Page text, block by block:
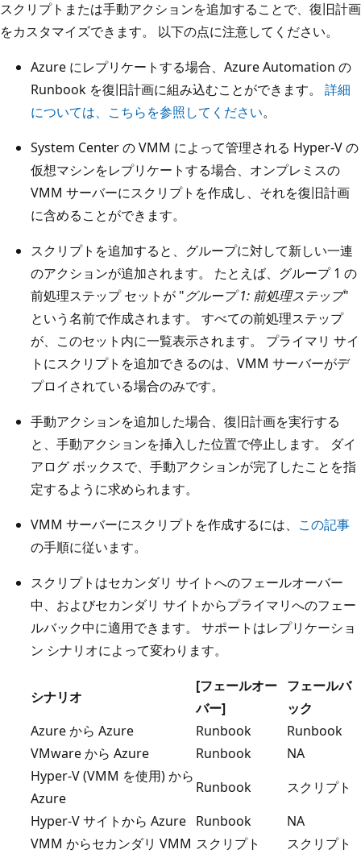
スクリプトまたは手動アクションを追加することで、復旧計画
をカスタマイズできます。 以下の点に注意してください。
Azure にレプリケートする場合、Azure Automation の
Runbook を復旧計画に組み込むことができます。 詳細
については、こちらを参照してください。
System Center の VMM によって管理される Hyper-V の
仮想マシンをレプリケートする場合、オンプレミスの
VMM サーバーにスクリプトを作成し、それを復旧計画
に含めることができます。
スクリプトを追加すると、グループに対して新しい一連
のアクションが追加されます。 たとえば、グループ 1 の
前処理ステップ セットが "グループ 1: 前処理ステップ"
という名前で作成されます。 すべての前処理ステップ
が、このセット内に一覧表示されます。 プライマリ サイ
トにスクリプトを追加できるのは、VMM サーバーがデ
プロイされている場合のみです。
手動アクションを追加した場合、復旧計画を実行する
と、手動アクションを挿入した位置で停止します。 ダイ
アログ ボックスで、手動アクションが完了したことを指
定するように求められます。
VMM サーバーにスクリプトを作成するには、 この記事
の手順に従います。
スクリプトはセカンダリ サイトへのフェールオーバー
中、およびセカンダリ サイトからプライマリへのフェー
ルバック中に適用できます。 サポートはレプリケーショ
ン シナリオによって変わります。
シナリオ
[フェールオー
バー]
フェールバ
ック
Azure から Azure
Runbook
Runbook
VMware から Azure
Runbook
NA
Hyper-V (VMM を使用) から
Azure
Runbook
スクリプト
Hyper-V サイトから Azure Runbook
NA
VMM からセカンダリ VMM スクリプト
スクリプト